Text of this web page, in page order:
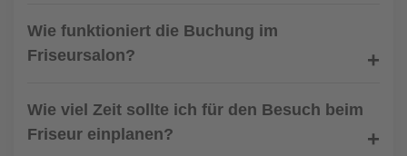
Wie funktioniert die Buchung im
Friseursalon?
Wie viel Zeit sollte ich für den Besuch beim
Friseur einplanen?